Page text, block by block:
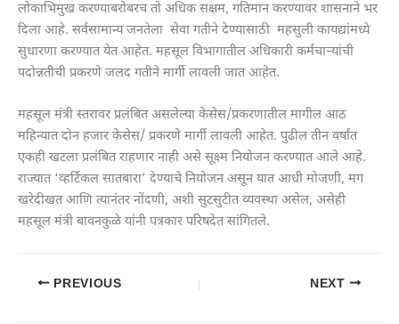
लोकाभिमुख करण्याबरोबरच तो अधिक सक्षम, गतिमान करण्यावर शासनाने भर
दिला आहे. सर्वसामान्य जनतेला सेवा गतीने देण्यासाठी महसुली कायद्यांमध्ये
सुधारणा करण्यात येत आहेत. महसूल विभागातील अधिकारी कर्मचाऱ्यांची
पदोन्नतीची प्रकरणे जलद गतीने मार्गी लावली जात आहेत.
महसूल मंत्री स्तरावर प्रलंबित असलेल्या केसेस/प्रकरणातील मागील आठ
महिन्यात दोन हजार केसेस/ प्रकरणे मार्गी लावली आहेत. पुढील तीन वर्षांत
एकही खटला प्रलंबित राहणार नाही असे सूक्ष्म नियोजन करण्यात आले आहे.
राज्यात ‘व्हर्टिकल सातबारा’ देण्याचे नियोजन असून यात आधी मोजणी, मग
खरेदीखत आणि त्यानंतर नोंदणी, अशी सुटसुटीत व्यवस्था असेल, असेही
महसूल मंत्री बावनकुळे यांनी पत्रकार परिषदेत सांगितले.
PREVIOUS NEXT